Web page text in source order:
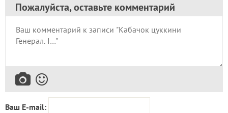
Пожалуйста, оставьте комментарий
Ваш E-mail: